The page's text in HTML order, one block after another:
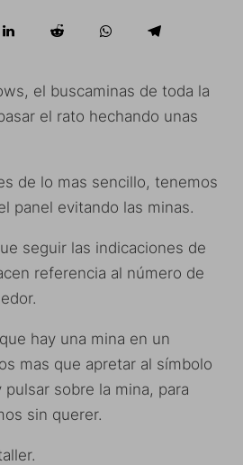
el buscaminas de toda la
el rato hechando unas
de lo mas sencillo, tenemos
panel evitando las minas.
seguir las indicaciones de
referencia al número de
hay una mina en un
mas que apretar al símbolo
pulsar sobre la mina, para
sin querer.